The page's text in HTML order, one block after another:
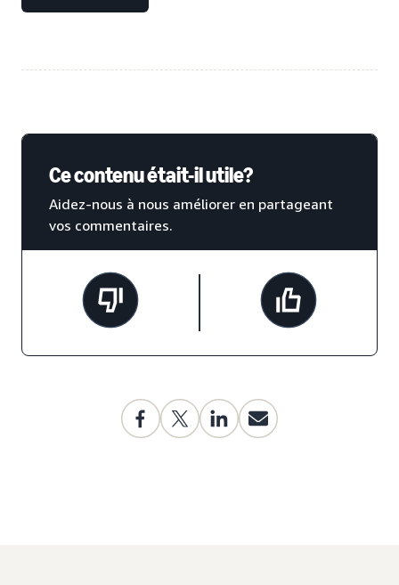
Ce contenu était-il utile?
Aidez-nous à nous améliorer en partageant
vos commentaires.